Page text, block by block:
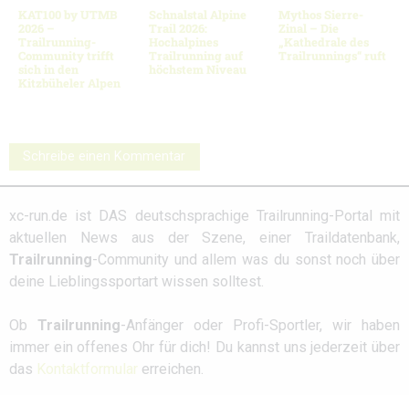
KAT100 by UTMB
2026 –
Trailrunning-
Community trifft
sich in den
Kitzbüheler Alpen
Schnalstal Alpine
Trail 2026:
Hochalpines
Trailrunning auf
höchstem Niveau
Mythos Sierre-
Zinal – Die
„Kathedrale des
Trailrunnings“ ruft
Schreibe einen Kommentar
xc-run.de ist DAS deutschsprachige Trailrunning-Portal mit
aktuellen News aus der Szene, einer Traildatenbank,
Trailrunning-Community und allem was du sonst noch über
deine Lieblingssportart wissen solltest.
Ob Trailrunning-Anfänger oder Profi-Sportler, wir haben
immer ein offenes Ohr für dich! Du kannst uns jederzeit über
das Kontaktformular erreichen.